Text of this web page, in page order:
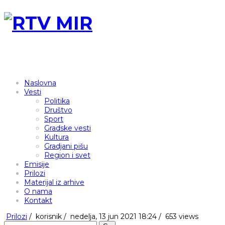
Naslovna
Vesti
Politika
Društvo
Sport
Gradske vesti
Kultura
Gradjani pišu
Region i svet
Emisije
Prilozi
Materijal iz arhive
O nama
Kontakt
Prilozi / korisnik / nedelja, 13 jun 2021 18:24 / 653 views